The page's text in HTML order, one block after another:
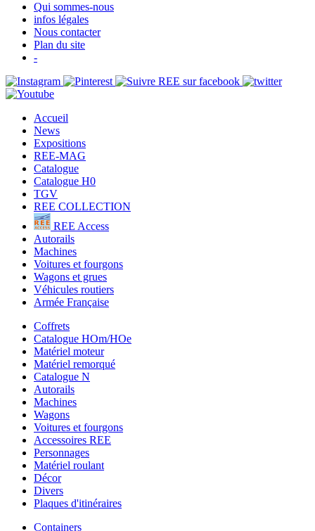
Qui sommes-nous
infos légales
Nous contacter
Plan du site
-
Accueil
News
Expositions
REE-MAG
Catalogue
Catalogue H0
TGV
REE COLLECTION
REE Access
Autorails
Machines
Voitures et fourgons
Wagons et grues
Véhicules routiers
Armée Française
Coffrets
Catalogue HOm/HOe
Matériel moteur
Matériel remorqué
Catalogue N
Autorails
Machines
Wagons
Voitures et fourgons
Accessoires REE
Personnages
Matériel roulant
Décor
Divers
Plaques d'itinéraires
Containers